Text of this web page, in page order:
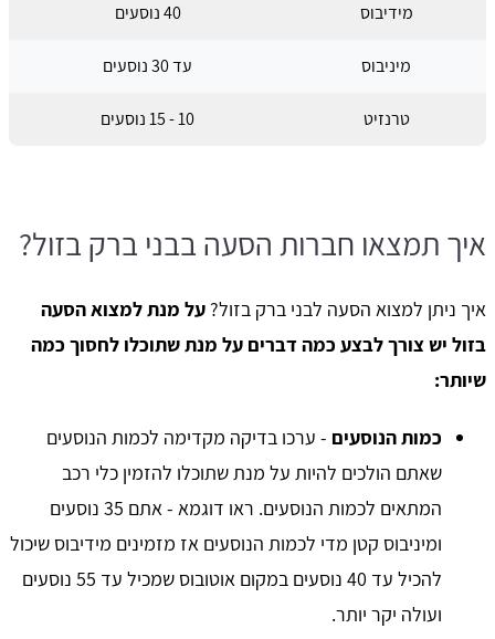
מידיבוס 40 נוסעים
מיניבוס עד 30 נוסעים
טרנזיט 10 - 15 נוסעים
איך תמצאו חברות הסעה בבני ברק בזול?
איך ניתן למצוא הסעה לבני ברק בזול? על מנת למצוא הסעה
בזול יש צורך לבצע כמה דברים על מנת שתוכלו לחסוך כמה
שיותר:
כמות הנוסעים - ערכו בדיקה מקדימה לכמות הנוסעים
שאתם הולכים להיות על מנת שתוכלו להזמין כלי רכב
המתאים לכמות הנוסעים. ראו דוגמא - אתם 35 נוסעים
ומיניבוס קטן מדי לכמות הנוסעים אז מזמינים מידיבוס שיכול
להכיל עד 40 נוסעים במקום אוטובוס שמכיל עד 55 נוסעים
ועולה יקר יותר.